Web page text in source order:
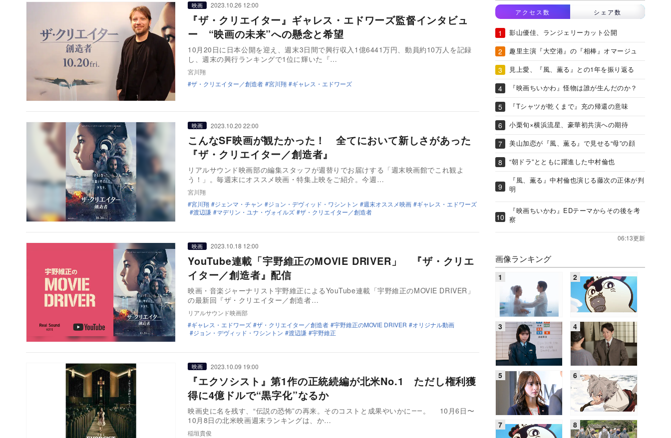
映画 2023.10.26 12:00
『ザ・クリエイター』ギャレス・エドワーズ監督インタビュ
ー “映画の未来”への懸念と希望
10月20日に日本公開を迎え、週末3日間で興行収入1億6441万円、動員約10万人を記録
し、週末の興行ランキングで1位に輝いた『…
宮川翔
ザ・クリエイター／創造者
宮川翔 ギャレス・エドワーズ
映画 2023.10.20 22:00
こんなSF映画が観たかった！ 全てにおいて新しさがあった
『ザ・クリエイター／創造者』
リアルサウンド映画部の編集スタッフが週替りでお届けする「週末映画館でこれ観よ
う！」。毎週末にオススメ映画・特集上映をご紹介。今週…
宮川翔
宮川翔
ジェンマ・チャン ジョン・デヴィッド・ワシントン 週末オススメ映画
ギャレス・エドワーズ
渡辺謙
マデリン・ユナ・ヴォイルズ ザ・クリエイター／創造者
映画 2023.10.18 12:00
YouTube連載「宇野維正のMOVIE DRIVER」 『ザ・クリエ
イター／創造者』配信
映画・音楽ジャーナリスト宇野維正によるYouTube連載「宇野維正のMOVIE DRIVER」
の最新回『ザ・クリエイター／創造者…
リアルサウンド映画部
ギャレス・エドワーズ
ザ・クリエイター／創造者 宇野維正のMOVIE DRIVER
オリジナル動画
ジョン・デヴィッド・ワシントン
渡辺謙 宇野維正
映画 2023.10.09 19:00
『エクソシスト』第1作の正統続編が北米No.1 ただし権利獲
得に4億ドルで“黒字化”なるか
映画史に名を残す、“伝説の恐怖”の再来。そのコストと成果やいかに――。 10月6日〜
10月8日の北米映画週末ランキングは、か…
稲垣貴俊
アクセス数 シェア数
影山優佳、ランジェリーカット公開
趣里主演『大空港』の『相棒』オマージュ
見上愛、『風、薫る』との1年を振り返る
『映画ちいかわ』怪物は誰が生んだのか？
『Tシャツが乾くまで』充の帰還の意味
小栗旬×横浜流星、豪華初共演への期待
美山加恋が『風、薫る』で見せる“母”の顔
“朝ドラ”とともに躍進した中村倫也
『風、薫る』中村倫也演じる藤次の正体が判
明
『映画ちいかわ』EDテーマからその後を考
察
06:13更新
画像ランキング